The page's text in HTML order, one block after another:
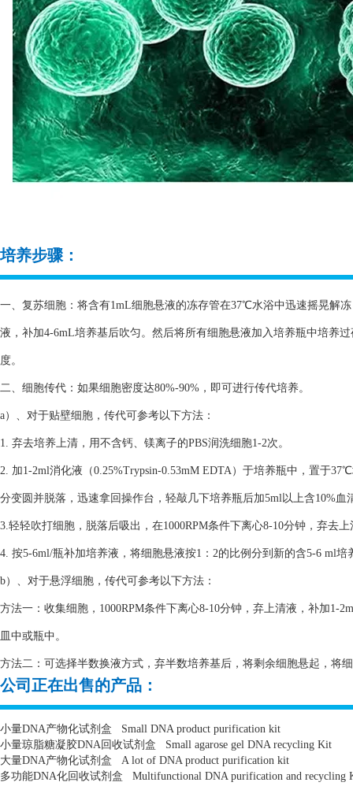
培养步骤：
一、复苏细胞：将含有1mL细胞悬液的冻存管在37℃水浴中迅速摇晃解
液，补加4-6mL培养基后吹匀。然后将所有细胞悬液加入培养瓶中培养
度。
二、细胞传代：如果细胞密度达80%-90%，即可进行传代培养。
a）、对于贴壁细胞，传代可参考以下方法：
1. 弃去培养上清，用不含钙、镁离子的PBS润洗细胞1-2次。
2. 加1-2ml消化液（0.25%Trypsin-0.53mM EDTA）于培养瓶中，置于
分变圆并脱落，迅速拿回操作台，轻敲几下培养瓶后加5ml以上含10%血
3.轻轻吹打细胞，脱落后吸出，在1000RPM条件下离心8-10分钟，弃去
4. 按5-6ml/瓶补加培养液，将细胞悬液按1：2的比例分到新的含5-6 ml培
b）、对于悬浮细胞，传代可参考以下方法：
方法一：收集细胞，1000RPM条件下离心8-10分钟，弃上清液，补加1-
皿中或瓶中。
方法二：可选择半数换液方式，弃半数培养基后，将剩余细胞悬起，将
公司正在出售的产品：
小量DNA产物化试剂盒
Small DNA product purification kit
小量琼脂糖凝胶DNA回收试剂盒
Small agarose gel DNA recycling Kit
大量DNA产物化试剂盒
A lot of DNA product purification kit
多功能DNA化回收试剂盒 Multifunctional DNA purification and recycling